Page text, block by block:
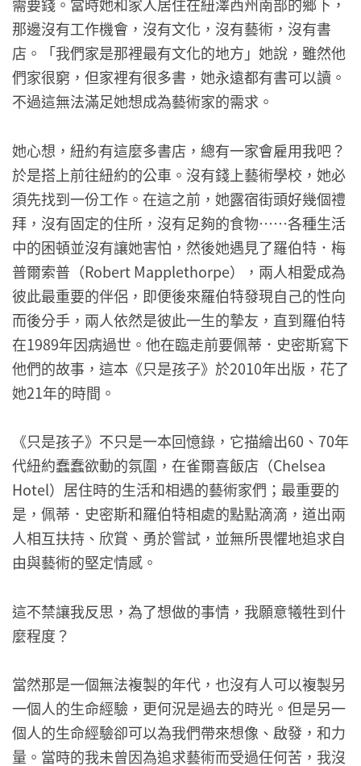
那邊沒有工作機會，沒有文化，沒有藝術，沒有書
店。「我們家是那裡最有文化的地方」她說，雖然他
們家很窮，但家裡有很多書，她永遠都有書可以讀。
不過這無法滿足她想成為藝術家的需求。
她心想，紐約有這麼多書店，總有一家會雇用我吧？
於是搭上前往紐約的公車。沒有錢上藝術學校，她必
須先找到一份工作。在這之前，她露宿街頭好幾個禮
拜，沒有固定的住所，沒有足夠的食物⋯⋯各種生活
中的困頓並沒有讓她害怕，然後她遇見了羅伯特．梅
普爾索普（Robert Mapplethorpe），兩人相愛成為
彼此最重要的伴侶，即便後來羅伯特發現自己的性向
而後分手，兩人依然是彼此一生的摯友，直到羅伯特
在1989年因病過世。他在臨走前要佩蒂．史密斯寫下
他們的故事，這本《只是孩子》於2010年出版，花了
她21年的時間。
《只是孩子》不只是一本回憶錄，它描繪出60、70年
代紐約蠢蠢欲動的氛圍，在雀爾喜飯店（Chelsea
Hotel）居住時的生活和相遇的藝術家們；最重要的
是，佩蒂．史密斯和羅伯特相處的點點滴滴，道出兩
人相互扶持、欣賞、勇於嘗試，並無所畏懼地追求自
由與藝術的堅定情感。
這不禁讓我反思，為了想做的事情，我願意犧牲到什
麼程度？
當然那是一個無法複製的年代，也沒有人可以複製另
一個人的生命經驗，更何況是過去的時光。但是另一
個人的生命經驗卻可以為我們帶來想像、啟發，和力
量。當時的我未曾因為追求藝術而受過任何苦，我沒